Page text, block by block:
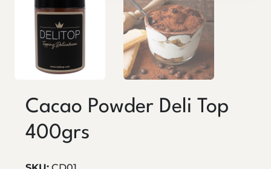
Cacao Powder Deli Top
400grs